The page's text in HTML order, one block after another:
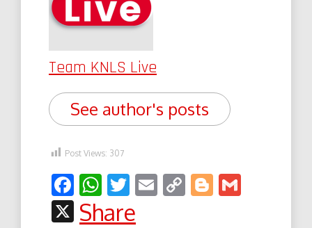
Team KNLS Live
See author's posts
Post Views: 307
Facebook
WhatsApp
Twitter
EmailCopyBlogger
X
Share